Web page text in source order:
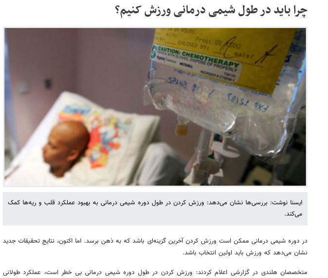
چرا باید در طول شیمی درمانی ورزش کنیم؟
ایسنا نوشت: بررسی‌ها نشان می‌دهد: ورزش کردن در طول دوره شیمی درمانی به بهبود عملکرد قلب و ریه‌ها کمک
می‌کند.
در دوره شیمی درمانی ممکن است ورزش کردن آخرین گزینه‌ای باشد که به ذهن برسد. اما اکنون، نتایج تحقیقات جدید
نشان می‌دهد که ورزش باید اولین انتخاب باشد.
متخصصان هلندی در گزارشی اعلام کردند: ورزش کردن در طول دوره شیمی درمانی بی خطر است، عملکرد طولانی